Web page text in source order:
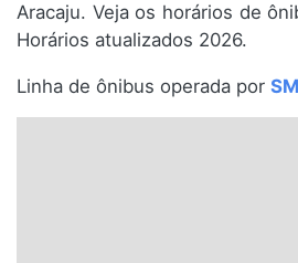
Paraná
Santa Catarina
Aracaju. Veja os horários de
Horários atualizados 2026.
Linha de ônibus operada por